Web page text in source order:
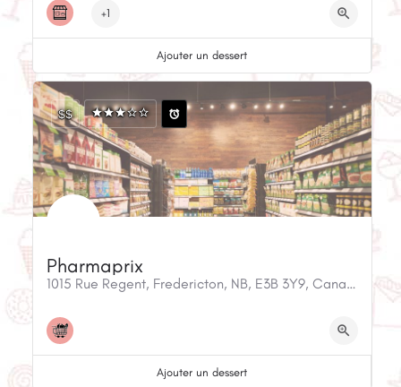
+1
Ajouter un dessert
Pharmaprix
1015 Rue Regent, Fredericton, NB, E3B 3Y9, Canada
$$
Ajouter un dessert